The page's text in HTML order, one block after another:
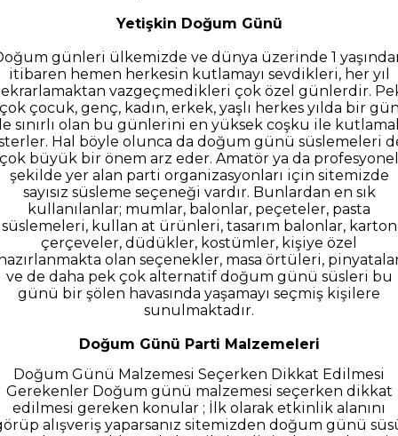
Yetişkin Doğum Günü
günleri ülkemizde ve dünya üzerinde 1
itibaren hemen herkesin kutlamayı sevdikleri, her yıl
vazgeçmedikleri çok özel günlerdir.
çocuk, genç, kadın, erkek, yaşlı herkes yılda bir
sınırlı olan bu günlerini en yüksek coşku ile
Hal böyle olunca da doğum günü süslemeleri
çok büyük bir önem arz eder. Amatör ya da profesyonel
şekilde yer alan parti organizasyonları için sitemizde
sayısız süsleme seçeneği vardır. Bunlardan en sık
kullanılanlar; mumlar, balonlar, peçeteler, pasta
süslemeleri, kullan at ürünleri, tasarım balonlar, karton
çerçeveler, düdükler, kostümler, kişiye özel
olan seçenekler, masa örtüleri,
ve de daha pek çok alternatif doğum günü süsleri bu
günü bir şölen havasında yaşamayı seçmiş kişilere
sunulmaktadır.
Doğum Günü Parti Malzemeleri
Doğum Günü Malzemesi Seçerken Dikkat Edilmesi
Gerekenler Doğum günü malzemesi seçerken dikkat
edilmesi gereken konular ; İlk olarak etkinlik alanını
alışveriş yaparsanız sitemizden doğum günü